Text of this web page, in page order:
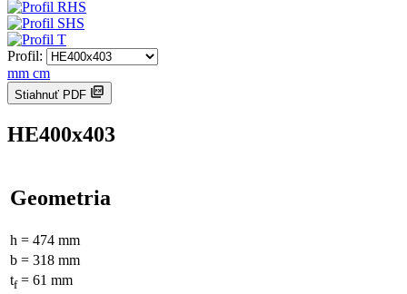
Profil:
mm cm
Stiahnuť PDF
HE400x403
Geometria
h = 474 mm
b = 318 mm
tf= 61 mm